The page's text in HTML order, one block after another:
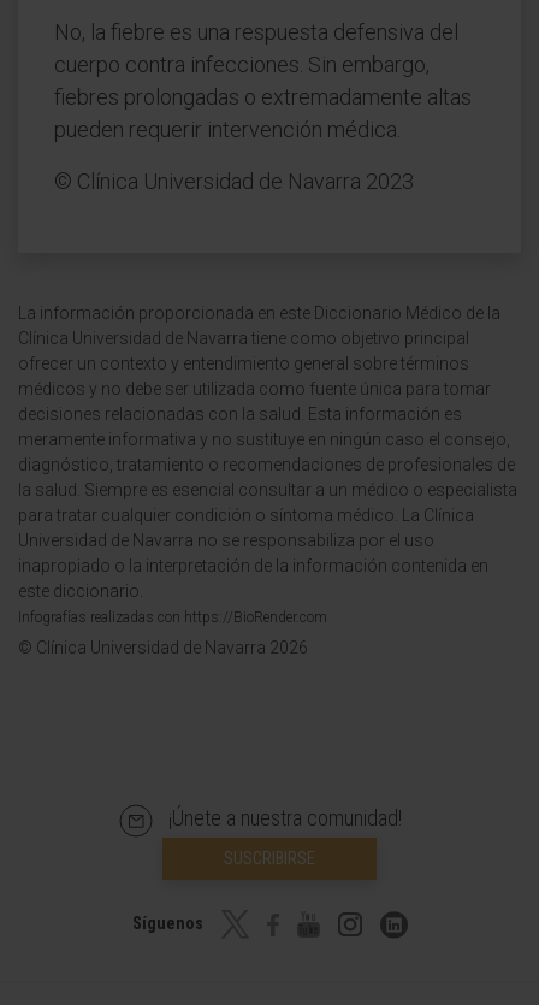
No, la fiebre es una respuesta defensiva del
cuerpo contra infecciones. Sin embargo,
fiebres prolongadas o extremadamente altas
pueden requerir intervención médica.
© Clínica Universidad de Navarra 2023
La información proporcionada en este Diccionario Médico de la
Clínica Universidad de Navarra tiene como objetivo principal
ofrecer un contexto y entendimiento general sobre términos
médicos y no debe ser utilizada como fuente única para tomar
decisiones relacionadas con la salud. Esta información es
meramente informativa y no sustituye en ningún caso el consejo,
diagnóstico, tratamiento o recomendaciones de profesionales de
la salud. Siempre es esencial consultar a un médico o especialista
para tratar cualquier condición o síntoma médico. La Clínica
Universidad de Navarra no se responsabiliza por el uso
inapropiado o la interpretación de la información contenida en
este diccionario.
Infografías realizadas con https://BioRender.com
© Clínica Universidad de Navarra 2026
¡Únete a nuestra comunidad!
SUSCRIBIRSE
Síguenos